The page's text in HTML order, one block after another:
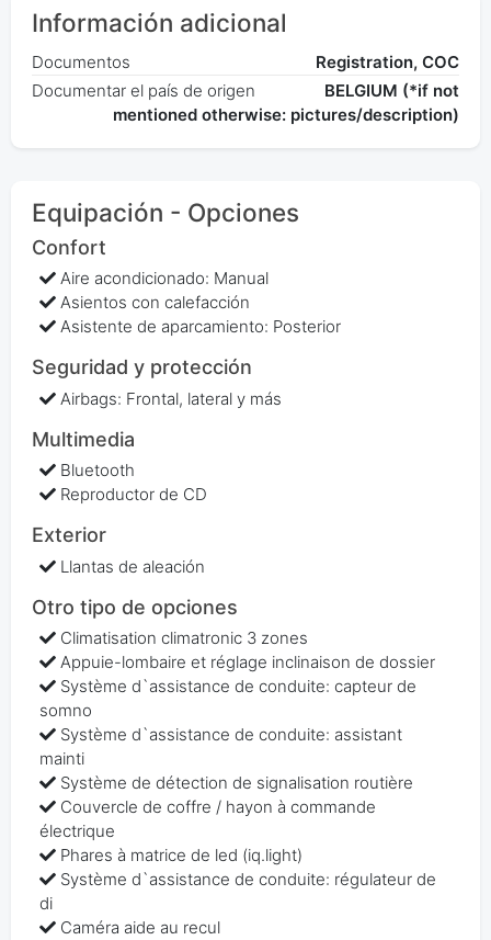
Información adicional
Documentos
Registration, COC
Documentar el país de origen
BELGIUM (*if not
mentioned otherwise: pictures/description)
Equipación - Opciones
Confort
Aire acondicionado: Manual
Asientos con calefacción
Asistente de aparcamiento: Posterior
Seguridad y protección
Airbags: Frontal, lateral y más
Multimedia
Bluetooth
Reproductor de CD
Exterior
Llantas de aleación
Otro tipo de opciones
Climatisation climatronic 3 zones
Appuie-lombaire et réglage inclinaison de dossier
Système d`assistance de conduite: capteur de
somno
Système d`assistance de conduite: assistant
mainti
Système de détection de signalisation routière
Couvercle de coffre / hayon à commande
électrique
Phares à matrice de led (iq.light)
Système d`assistance de conduite: régulateur de
di
Caméra aide au recul